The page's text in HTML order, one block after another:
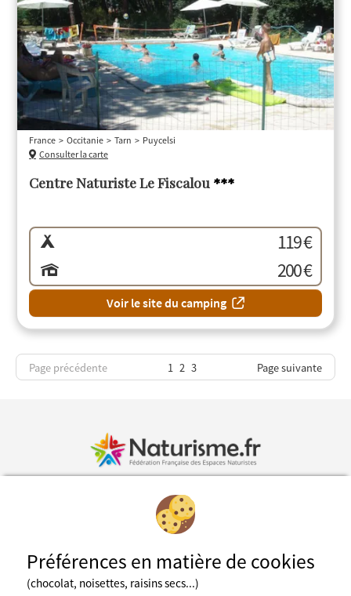
Centre Naturiste Le Fiscalou ***
France Occitanie Tarn
Puycelsi
Consulter la carte
119 €
200 €
Voir le site du camping
Page précédente 1 2 3 Page suivante
Inscription à la newsletter
Fédération des espaces naturistes
Mentions légales
Préférences en matière de cookies
(chocolat, noisettes, raisins secs...)